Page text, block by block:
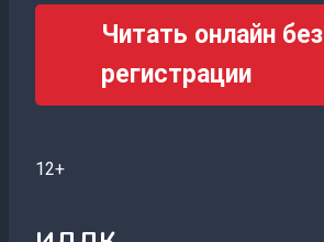
Читать онлайн без
регистрации
12+